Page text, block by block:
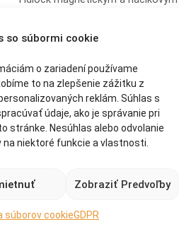
so súbormi cookie
o zariadení používame
to na zlepšenie zážitku z
reklám. Súhlas s
údaje, ako je správanie pri
stránke. Nesúhlas alebo odvolanie
niektoré funkcie a vlastnosti.
Zobraziť Predvoľby
súborov cookieGDPR
vyzliekanie.